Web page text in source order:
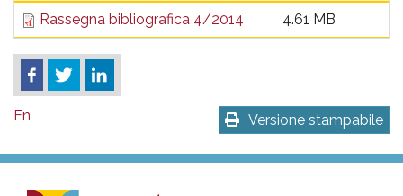
Rassegna bibliografica 4/2014 4.61 MB
Versione stampabile
En